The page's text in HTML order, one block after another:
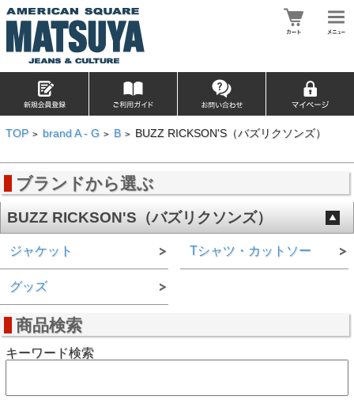
TOP > brand A - G > B > BUZZ RICKSON'S（バズリクソンズ）
ブランドから選ぶ
BUZZ RICKSON'S（バズリクソンズ）
ジャケット
グッズ
Tシャツ・カットソー
商品検索
キーワード検索